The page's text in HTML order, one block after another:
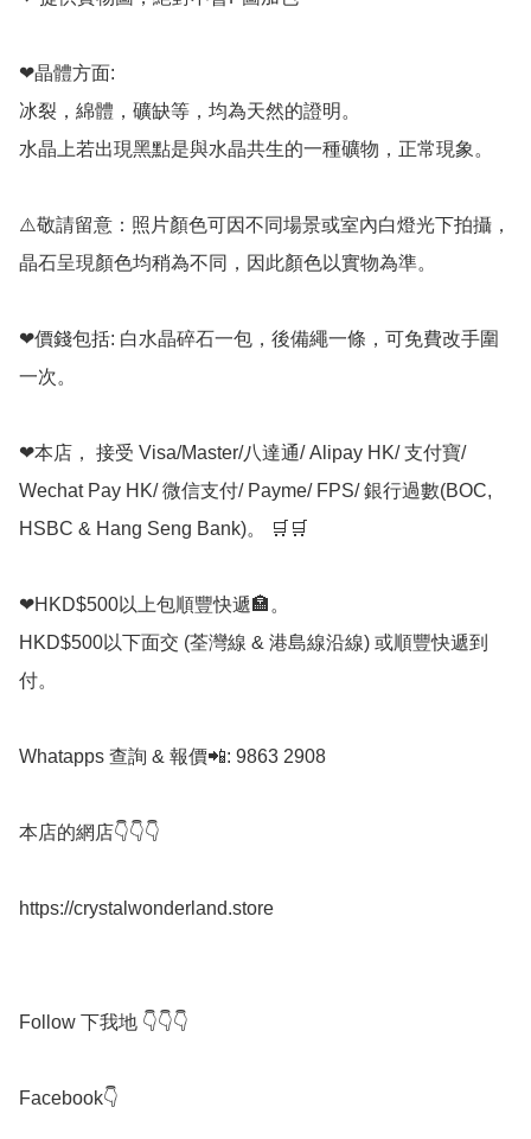
❤晶體方面:
冰裂，綿體，礦缺等，均為天然的證明。
水晶上若出現黑點是與水晶共生的一種礦物，正常現象。
⚠️敬請留意：照片顏色可因不同場景或室內白燈光下拍攝，
晶石呈現顏色均稍為不同，因此顏色以實物為準。
❤價錢包括: 白水晶碎石一包，後備繩一條，可免費改手圍
一次。
❤本店， 接受 Visa/Master/八達通/ Alipay HK/ 支付寶/
Wechat Pay HK/ 微信支付/ Payme/ FPS/ 銀行過數(BOC,
HSBC & Hang Seng Bank)。 🛒🛒
❤HKD$500以上包順豐快遞🏣。
HKD$500以下面交 (荃灣線 & 港島線沿線) 或順豐快遞到
付。
Whatapps 查詢 & 報價📲: 9863 2908
本店的網店👇👇👇
https://crystalwonderland.store
Follow 下我地 👇👇👇
Facebook👇